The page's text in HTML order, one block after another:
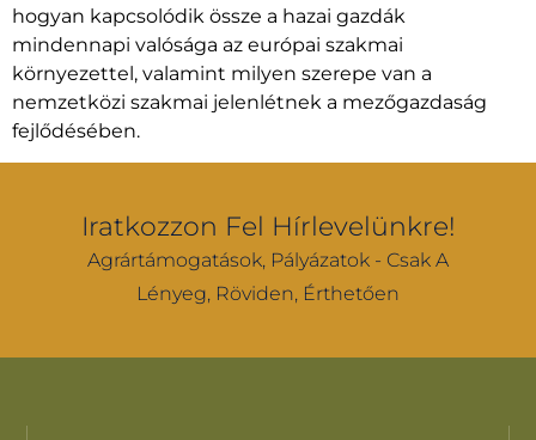
hogyan kapcsolódik össze a hazai gazdák
mindennapi valósága az európai szakmai
környezettel, valamint milyen szerepe van a
nemzetközi szakmai jelenlétnek a mezőgazdaság
fejlődésében.
Iratkozzon Fel Hírlevelünkre!
Agrártámogatások, Pályázatok - Csak A
Lényeg, Röviden, Érthetően